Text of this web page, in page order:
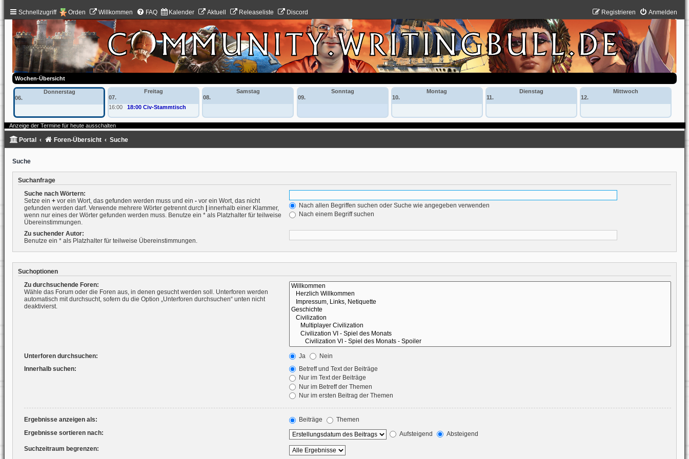
Schnellzugriff Orden Willkommen FAQ Kalender Aktuell Releaseliste Discord Anmelden
Registrieren
Wochen-Übersicht
Donnerstag
06.
Freitag
07.
16:00
18:00 Civ-Stammtisch
Samstag
08.
Sonntag
09.
Montag
10.
Dienstag
11.
Mittwoch
12.
Anzeige der Termine für heute ausschalten
Portal Foren-Übersicht Suche
Suche
Suchanfrage
Suche nach Wörtern:
Setze ein +vor ein Wort, das gefunden werden muss und ein -vor ein Wort, das nicht
gefunden werden darf. Verwende mehrere Wörter getrennt durch
innerhalb einer Klammer,
wenn nur eines der Wörter gefunden werden muss. Benutze ein * als Platzhalter für teilweise
Übereinstimmungen.
Nach allen Begriffen suchen oder Suche wie angegeben verwenden
Nach einem Begriff suchen
Zu suchender Autor:
Benutze ein * als Platzhalter für teilweise Übereinstimmungen.
Suchoptionen
Zu durchsuchende Foren:
Wähle das Forum oder die Foren aus, in denen gesucht werden soll. Unterforen werden
automatisch mit durchsucht, sofern du die Option „Unterforen durchsuchen“ unten nicht
deaktivierst.
Unterforen durchsuchen: Ja
Nein
Innerhalb suchen:
Betreff und Text der Beiträge
Nur im Text der Beiträge
Nur im Betreff der Themen
Nur im ersten Beitrag der Themen
Ergebnisse anzeigen als: Beiträge
Themen
Ergebnisse sortieren nach:
Aufsteigend Absteigend
Suchzeitraum begrenzen: